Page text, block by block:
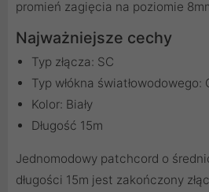
promień zagięcia na poziomie
Najważniejsze cechy
Typ złącza: SC
Typ włókna światłowodowego:
Kolor: Biały
Długość 15m
Jednomodowy patchcord o
długości 15m jest zakończony